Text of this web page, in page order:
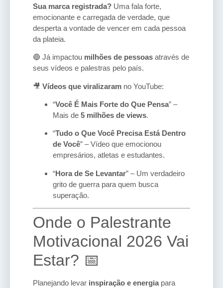
Sua marca registrada? Uma fala forte,
emocionante e carregada de verdade, que
desperta a vontade de vencer em cada pessoa
da plateia.
🔵 Já impactou milhões de pessoas através de
seus vídeos e palestras pelo país.
🎥 Vídeos que viralizaram no YouTube:
“Você É Mais Forte do Que Pensa” –
Mais de 5 milhões de views.
“Tudo o Que Você Precisa Está Dentro
de Você” – Vídeo que emocionou
empresários, atletas e estudantes.
“Hora de Se Levantar” – Um verdadeiro
grito de guerra para quem busca
superação.
Onde o Palestrante
Motivacional 2026 Vai
Estar? 📅
Planejando levar inspiração e energiapara